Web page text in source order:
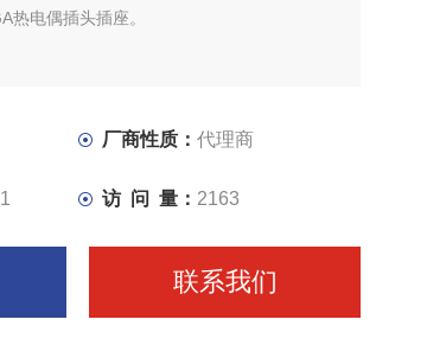
热电偶插头插座。
厂商性质： 代理商
访 问 量： 2163
联系我们